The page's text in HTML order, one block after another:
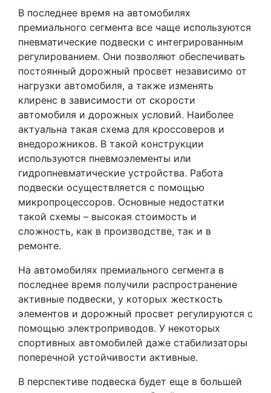
В последнее время на автомобилях
премиального сегмента все чаще используются
пневматические подвески с интегрированным
регулированием. Они позволяют обеспечивать
постоянный дорожный просвет независимо от
нагрузки автомобиля, а также изменять
клиренс в зависимости от скорости
автомобиля и дорожных условий. Наиболее
актуальна такая схема для кроссоверов и
внедорожников. В такой конструкции
используются пневмоэлементы или
гидропневматические устройства. Работа
подвески осуществляется с помощью
микропроцессоров. Основные недостатки
такой схемы – высокая стоимость и
сложность, как в производстве, так и в
ремонте.
На автомобилях премиального сегмента в
последнее время получили распространение
активные подвески, у которых жесткость
элементов и дорожный просвет регулируются с
помощью электроприводов. У некоторых
спортивных автомобилей даже стабилизаторы
поперечной устойчивости активные.
В перспективе подвеска будет еще в большей